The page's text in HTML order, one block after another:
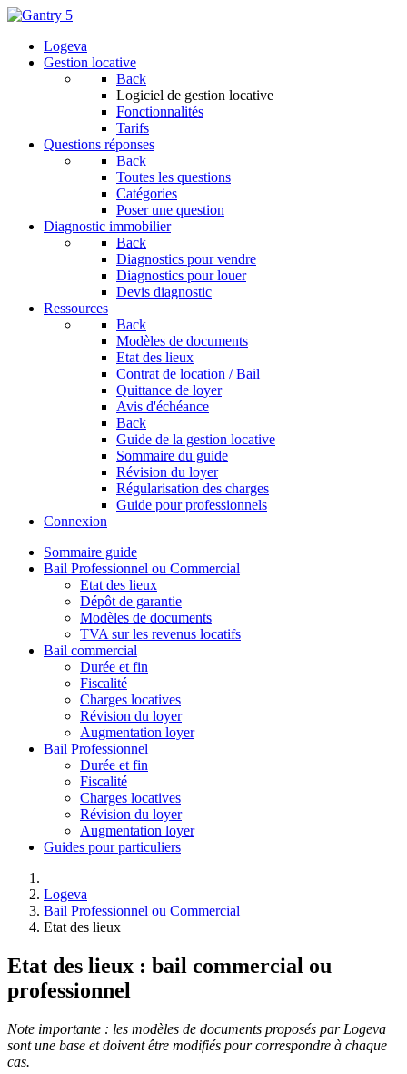
Logeva
Gestion locative
Back
Logiciel de gestion locative
Fonctionnalités
Tarifs
Questions réponses
Back
Toutes les questions
Catégories
Poser une question
Diagnostic immobilier
Back
Diagnostics pour vendre
Diagnostics pour louer
Devis diagnostic
Ressources
Back
Modèles de documents
Etat des lieux
Contrat de location / Bail
Quittance de loyer
Avis d'échéance
Back
Guide de la gestion locative
Sommaire du guide
Révision du loyer
Régularisation des charges
Guide pour professionnels
Connexion
Sommaire guide
Bail Professionnel ou Commercial
Etat des lieux
Dépôt de garantie
Modèles de documents
TVA sur les revenus locatifs
Bail commercial
Durée et fin
Fiscalité
Charges locatives
Révision du loyer
Augmentation loyer
Bail Professionnel
Durée et fin
Fiscalité
Charges locatives
Révision du loyer
Augmentation loyer
Guides pour particuliers
Logeva
Bail Professionnel ou Commercial
Etat des lieux
Etat des lieux : bail commercial ou
professionnel
Note importante : les modèles de documents proposés par Logeva
sont une base et doivent être modifiés pour correspondre à chaque
cas.